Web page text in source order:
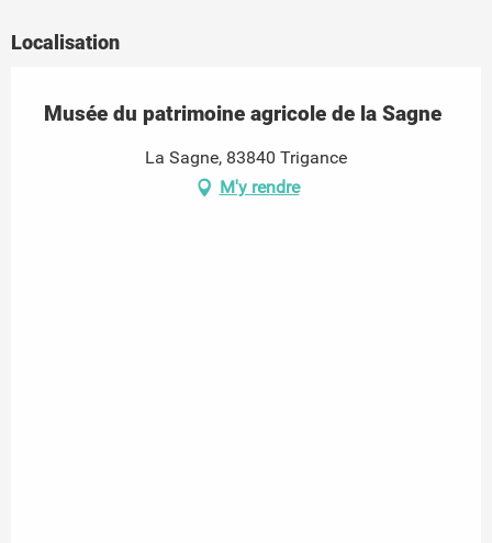
Localisation
Musée du patrimoine agricole de la Sagne
La Sagne, 83840 Trigance
M'y rendre